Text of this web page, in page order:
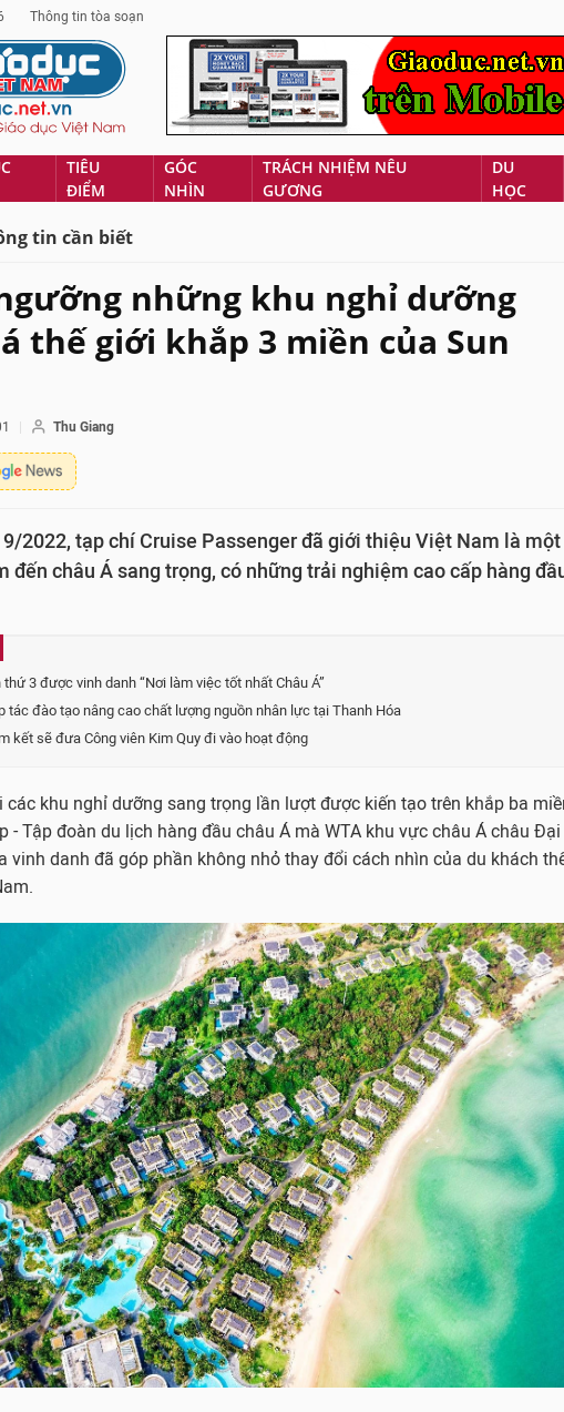
Thông tin tòa soạn
TIÊU
ĐIỂM
GÓC
NHÌN
TRÁCH NHIỆM NÊU
GƯƠNG
DU
HỌC
tin cần biết
những khu nghỉ dưỡng
thế giới khắp 3 miền của Sun
Thu Giang
9/2022, tạp chí Cruise Passenger đã giới thiệu Việt Nam là một
đến châu Á sang trọng, có những trải nghiệm cao cấp hàng
thứ 3 được vinh danh “Nơi làm việc tốt nhất Châu Á”
tác đào tạo nâng cao chất lượng nguồn nhân lực tại Thanh Hóa
kết sẽ đưa Công viên Kim Quy đi vào hoạt động
các khu nghỉ dưỡng sang trọng lần lượt được kiến tạo trên khắp ba
- Tập đoàn du lịch hàng đầu châu Á mà WTA khu vực châu Á châu Đại
vinh danh đã góp phần không nhỏ thay đổi cách nhìn của du khách